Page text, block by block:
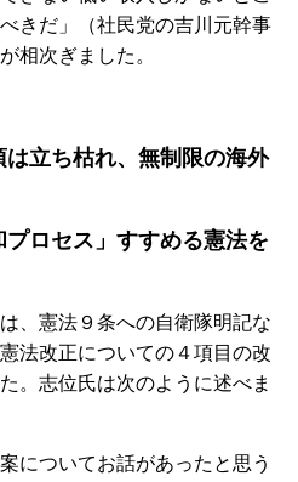
きだ」（社民党の吉川元幹事
相次ぎました。
立ち枯れ、無制限の海外
ロセス」すすめる憲法を
、憲法９条への自衛隊明記な
法改正についての４項目の改
。志位氏は次のように述べま
についてお話があったと思う